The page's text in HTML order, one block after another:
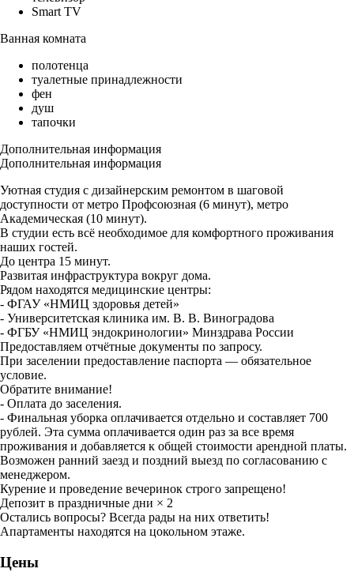
Smart TV
Ванная комната
полотенца
туалетные принадлежности
фен
душ
тапочки
Дополнительная информация
Дополнительная информация
Уютная студия с дизайнерским ремонтом в шаговой
доступности от метро Профсоюзная (6 минут), метро
Академическая (10 минут).
В студии есть всё необходимое для комфортного проживания
наших гостей.
До центра 15 минут.
Развитая инфраструктура вокруг дома.
Рядом находятся медицинские центры:
- ФГАУ «НМИЦ здоровья детей»
- Университетская клиника им. В. В. Виноградова
- ФГБУ «НМИЦ эндокринологии» Минздрава России
Предоставляем отчётные документы по запросу.
При заселении предоставление паспорта — обязательное
условие.
Обратите внимание!
- Оплата до заселения.
- Финальная уборка оплачивается отдельно и составляет 700
рублей. Эта сумма оплачивается один раз за все время
проживания и добавляется к общей стоимости арендной платы.
Возможен ранний заезд и поздний выезд по согласованию с
менеджером.
Курение и проведение вечеринок строго запрещено!
Депозит в праздничные дни × 2
Остались вопросы? Всегда рады на них ответить!
Апартаменты находятся на цокольном этаже.
Цены